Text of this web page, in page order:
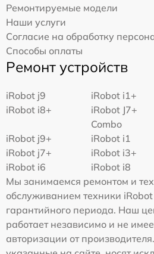
Ремонтируемые модели
Наши услуги
Согласие на обработку
Способы оплаты
Ремонт устройств
iRobot j9
iRobot i1+
iRobot i8+
iRobot J7+
Combo
iRobot j9+
iRobot i1
iRobot j7+
iRobot i3+
iRobot i6
iRobot i8
Мы занимаемся ремонтом и
обслуживанием техники
гарантийного периода. Наш
работает независимо и не
авторизации от